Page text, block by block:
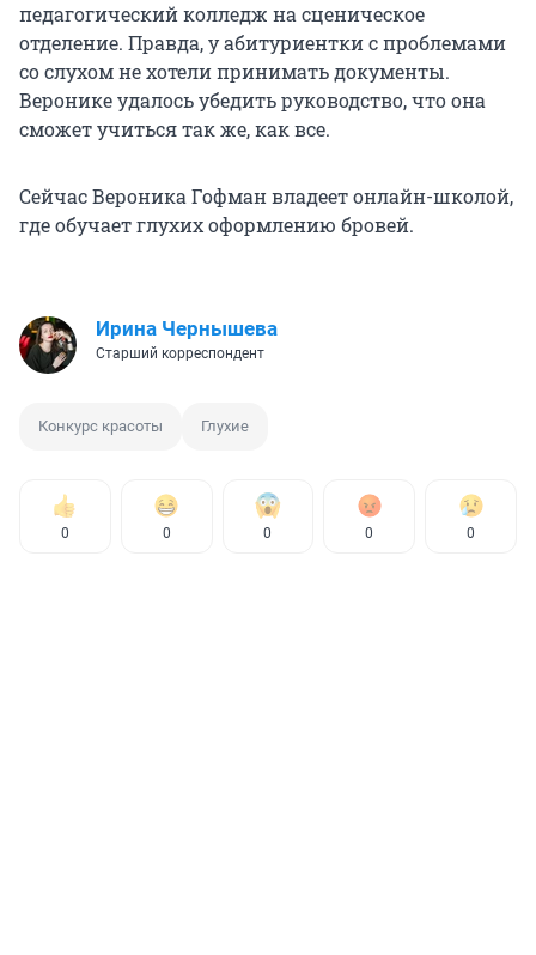
педагогический колледж на сценическое
отделение. Правда, у абитуриентки с проблемами
со слухом не хотели принимать документы.
Веронике удалось убедить руководство, что она
сможет учиться так же, как все.
Сейчас Вероника Гофман владеет онлайн-школой,
где обучает глухих оформлению бровей.
Ирина Чернышева
Старший корреспондент
Конкурс красоты Глухие
0 0 0 0 0